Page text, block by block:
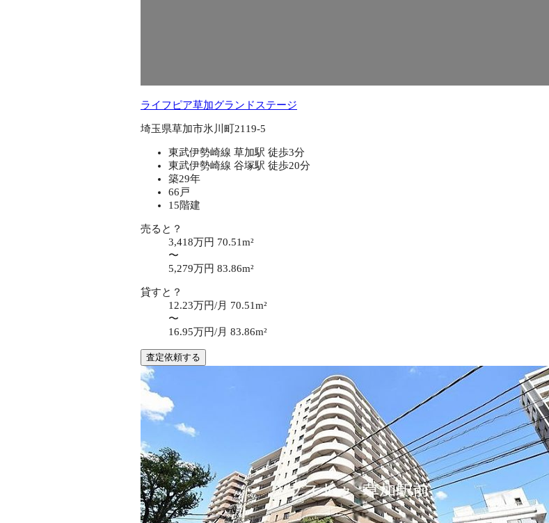
ライフピア草加グランドステージ
埼玉県草加市氷川町2119-5
東武伊勢崎線 草加駅 徒歩3分
東武伊勢崎線 谷塚駅 徒歩20分
築29年
66戸
15階建
売ると？
3,418万円 70.51m²
〜
5,279万円 83.86m²
貸すと？
12.23万円/月 70.51m²
〜
16.95万円/月 83.86m²
査定依頼する